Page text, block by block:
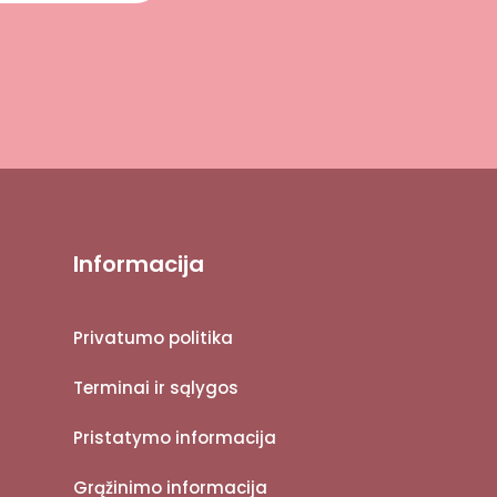
Informacija
Privatumo politika
Terminai ir sąlygos
Pristatymo informacija
Grąžinimo informacija